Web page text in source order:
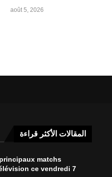
août 5, 2026
المقالات الأكثر قراءة
matchs
ce vendredi 7